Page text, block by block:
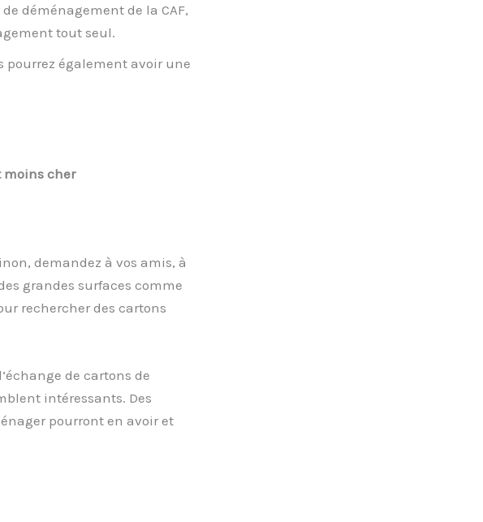
déménagement de la CAF,
tout seul.
pourrez également avoir une
moins cher
demandez à vos amis, à
grandes surfaces comme
rechercher des cartons
de cartons de
intéressants. Des
pourront en avoir et